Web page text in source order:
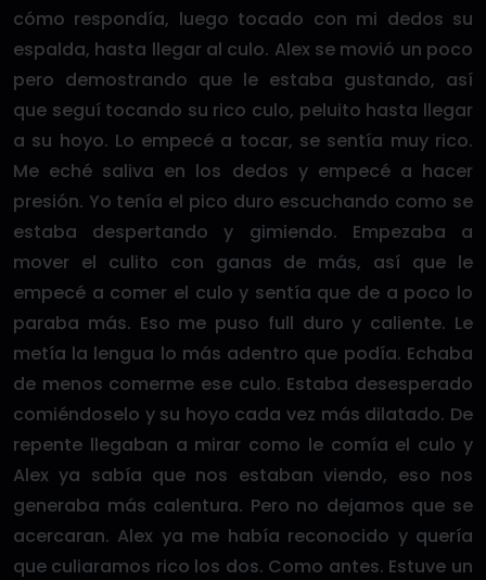
cómo respondía, luego tocado con mi dedos su
espalda, hasta llegar al culo. Alex se movió un poco
pero demostrando que le estaba gustando, así
que seguí tocando su rico culo, peluito hasta llegar
a su hoyo. Lo empecé a tocar, se sentía muy rico.
Me eché saliva en los dedos y empecé a hacer
presión. Yo tenía el pico duro escuchando como se
estaba despertando y gimiendo. Empezaba a
mover el culito con ganas de más, así que le
empecé a comer el culo y sentía que de a poco lo
paraba más. Eso me puso full duro y caliente. Le
metía la lengua lo más adentro que podía. Echaba
de menos comerme ese culo. Estaba desesperado
comiéndoselo y su hoyo cada vez más dilatado. De
repente llegaban a mirar como le comía el culo y
Alex ya sabía que nos estaban viendo, eso nos
generaba más calentura. Pero no dejamos que se
acercaran. Alex ya me había reconocido y quería
que culiaramos rico los dos. Como antes. Estuve un